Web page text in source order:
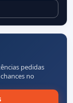
pedidas
no